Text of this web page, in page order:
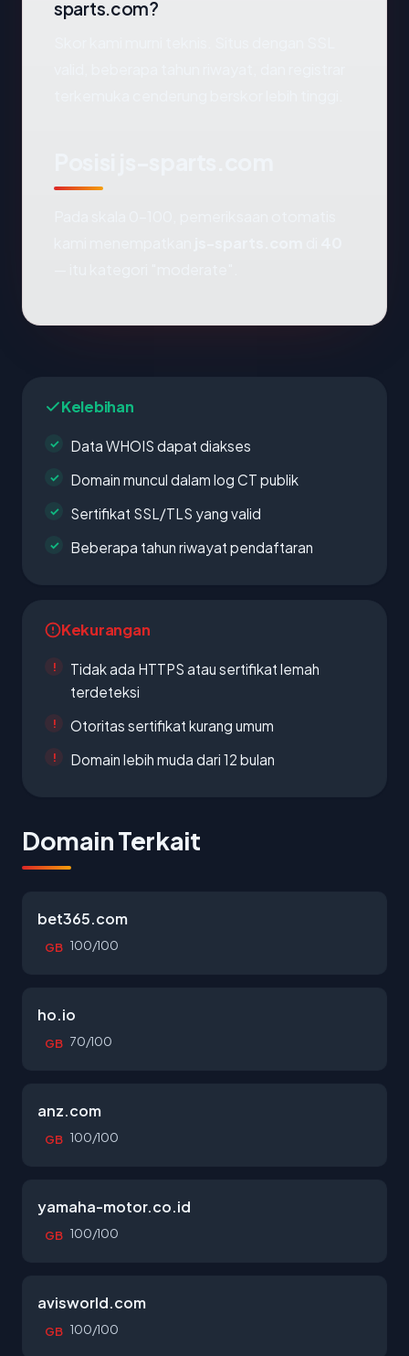
sparts.com?
Kelebihan
Data WHOIS dapat diakses
Domain muncul dalam log CT publik
Sertifikat SSL/TLS yang valid
Beberapa tahun riwayat pendaftaran
Kekurangan
Tidak ada HTTPS atau sertifikat lemah
terdeteksi
Otoritas sertifikat kurang umum
Domain lebih muda dari 12 bulan
Domain Terkait
bet365.com
GB 100/100
ho.io
GB 70/100
anz.com
GB 100/100
yamaha-motor.co.id
GB 100/100
avisworld.com
GB 100/100